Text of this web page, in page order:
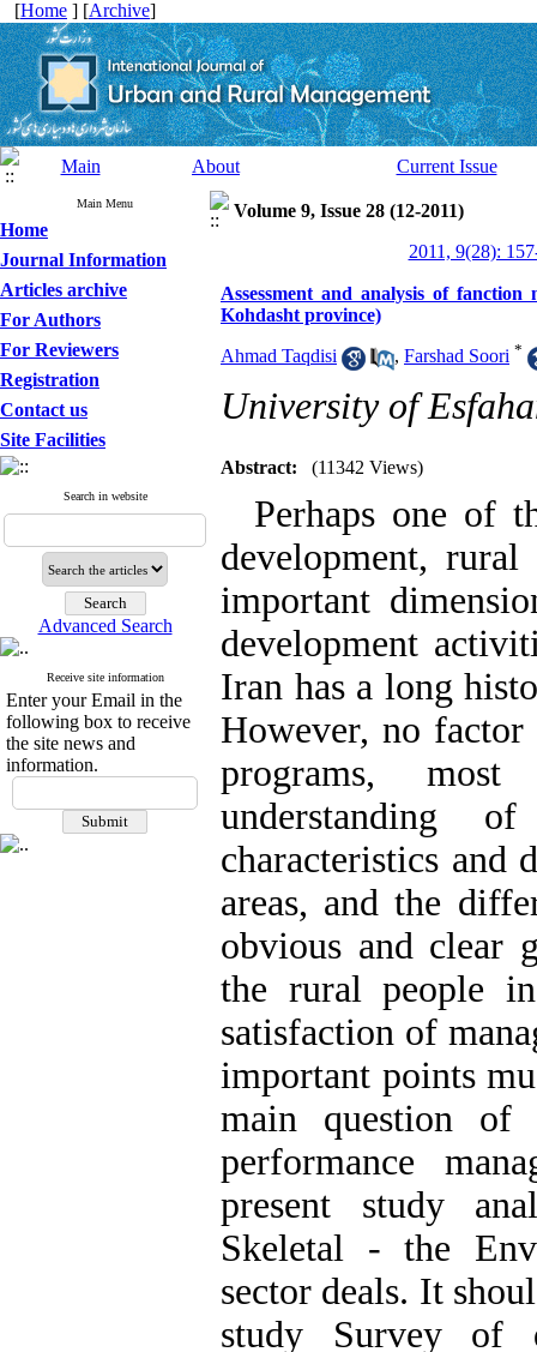
[Home ] [Archive]
Main About Current Issue
Main Menu
Home
Journal Information
Articles archive
For Authors
For Reviewers
Registration
Contact us
Site Facilities
Search in website
Advanced Search
Receive site information
Enter your Email in the
following box to receive
the site news and
information.
Volume 9, Issue 28 (12-2011)
2011, 9(28):
Assessment and analysis of
Kohdasht province)
Ahmad Taqdisi , Farshad Soori *
University of
Abstract: (11342 Views)
Perhaps one of
development,
important
development
Iran has a long
However, no
programs,
understanding
characteristics and
areas, and the
obvious and clear
the rural people
satisfaction of
important points
main question
performance
present study
Skeletal - the
sector deals. It
study Survey of